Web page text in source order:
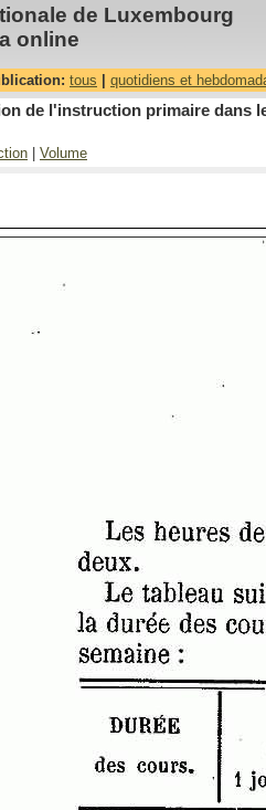
de Luxembourg
online
tous quotidiens et
de l'instruction primaire dans
Volume